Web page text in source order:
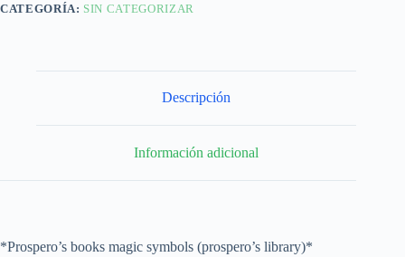
CATEGORÍA: SIN CATEGORIZAR
Descripción
Información adicional
*Prospero’s books magic symbols (prospero’s library)*